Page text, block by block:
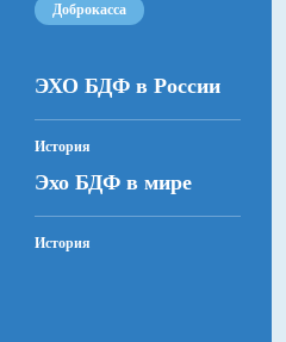
Доброкасса
ЭХО БДФ в России
История
Эхо БДФ в мире
История